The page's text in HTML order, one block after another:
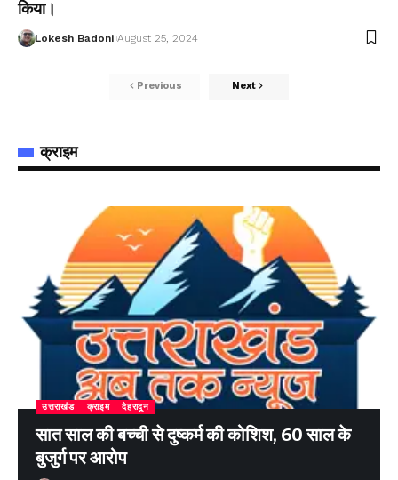
किया।
Lokesh Badoni August 25, 2024
Previous Next
क्राइम
उत्तराखंड क्राइम देहरादून
सात साल की बच्ची से दुष्कर्म की कोशिश, 60 साल के
बुजुर्ग पर आरोप